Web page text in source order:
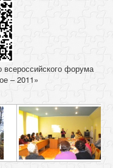
форума
– 2011»